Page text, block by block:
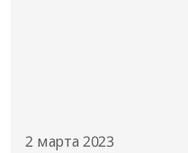
2 марта 2023